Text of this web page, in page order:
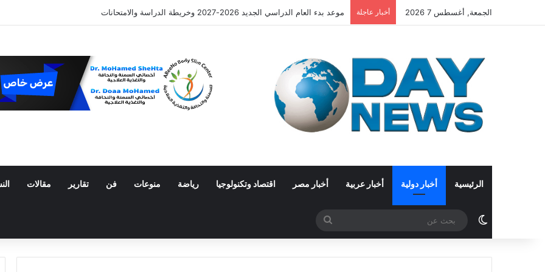
الجمعة, أغسطس 7 2026 أخبار عاجلة موعد بدء العام الدراسي الجديد 2026-2027 وخريطة الدراسة والامتحانات
الرئيسية أخبار دولية أخبار عربية أخبار مصر اقتصاد وتكنولوجيا رياضة منوعات فن تقارير مقالات
الوضع المظلم
بحث
عن